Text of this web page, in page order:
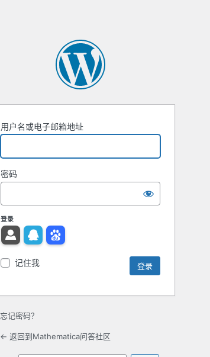
用户名或电子邮箱地址
密码
登录
记住我
忘记密码？
← 返回到Mathematica问答社区